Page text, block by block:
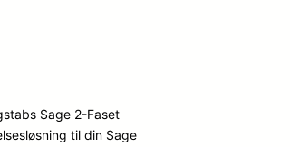
Sage 2-Faset
til din Sage